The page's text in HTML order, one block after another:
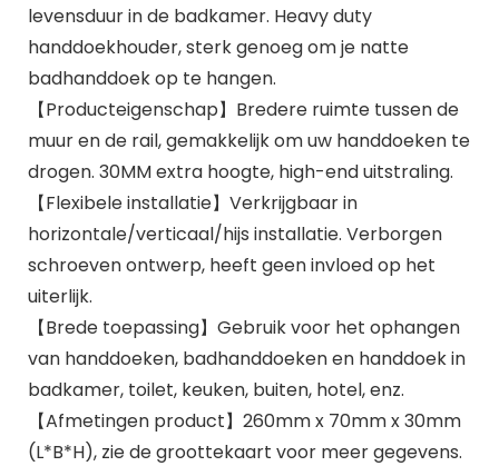
levensduur in de badkamer. Heavy duty
handdoekhouder, sterk genoeg om je natte
badhanddoek op te hangen.
【Producteigenschap】Bredere ruimte tussen de
muur en de rail, gemakkelijk om uw handdoeken te
drogen. 30MM extra hoogte, high-end uitstraling.
【Flexibele installatie】Verkrijgbaar in
horizontale/verticaal/hijs installatie. Verborgen
schroeven ontwerp, heeft geen invloed op het
uiterlijk.
【Brede toepassing】Gebruik voor het ophangen
van handdoeken, badhanddoeken en handdoek in
badkamer, toilet, keuken, buiten, hotel, enz.
【Afmetingen product】260mm x 70mm x 30mm
(L*B*H), zie de groottekaart voor meer gegevens.